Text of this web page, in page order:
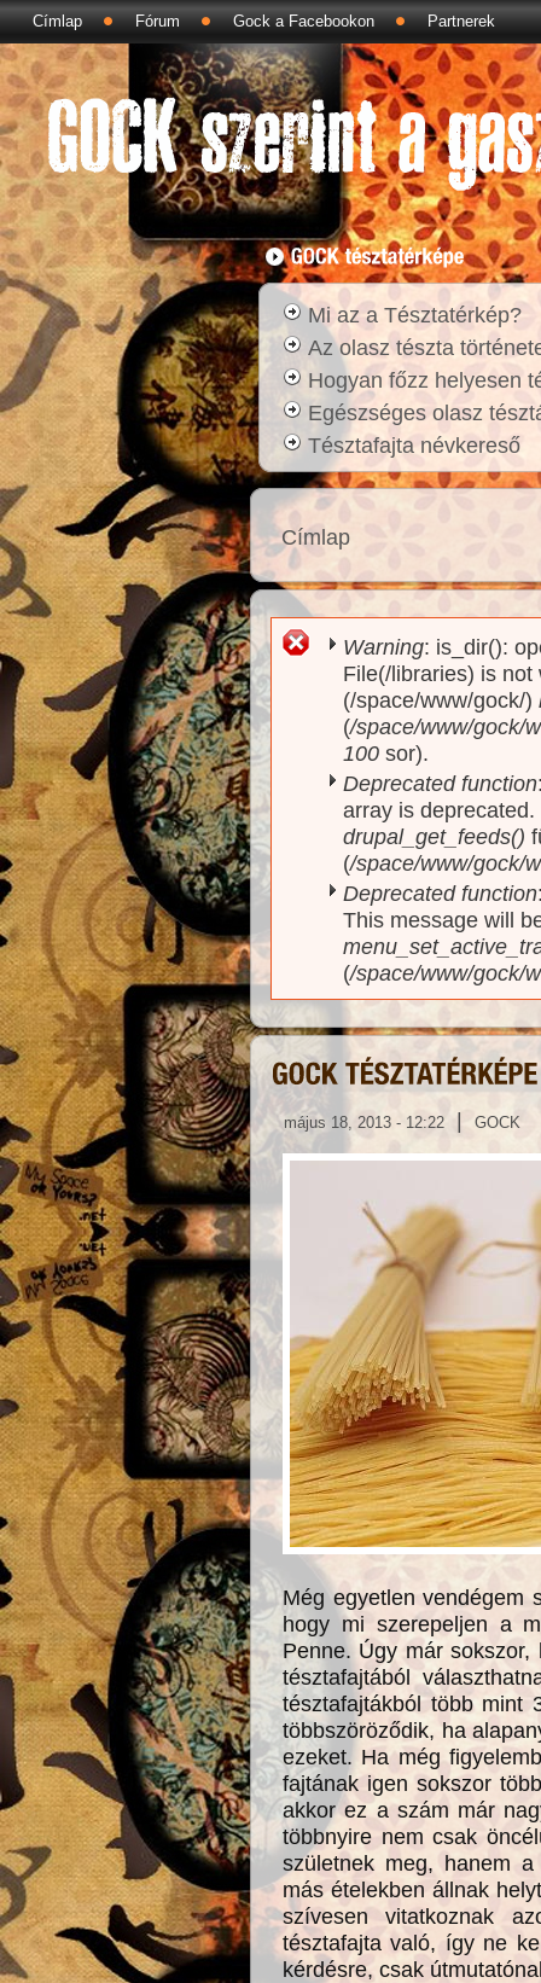
Címlap Fórum Gock a Facebookon Partnerek
Mi az a Tésztatérkép?
Az olasz tészta
Hogyan főzz helyesen
Egészséges olasz
Tésztafajta névkereső
Címlap
Hibaüzenet
Warning: is_dir():
File(/libraries) is
(/space/www/gock/)
(/space/www/gock/
100 sor).
Deprecated function
array is
drupal_get_feeds()
(/space/www/gock/
Deprecated function
This message will
(/space/www/gock/
május 18, 2013 - 12:22 | GOCK
Még egyetlen vendégem
hogy mi szerepeljen a
Penne. Úgy már
tésztafajtából
tésztafajtákból több mint
többszöröződik, ha
ezeket. Ha még
fajtának igen sokszor
akkor ez a szám már
többnyire nem csak
születnek meg, hanem
más ételekben állnak
szívesen vitatkoznak
tésztafajta való, így ne
kérdésre, csak